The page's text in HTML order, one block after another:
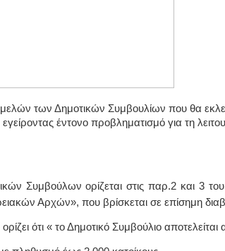
των Δημοτικών Συμβουλίων που θα
έντονο προβληματισμό για τη
Συμβούλων ορίζεται στις παρ.2 και 3
Αρχών», που βρίσκεται σε επίσημη
ότι « το Δημοτικό Συμβούλιο αποτελείται